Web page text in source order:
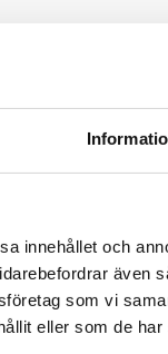
innehållet och
även
som vi
eller som de